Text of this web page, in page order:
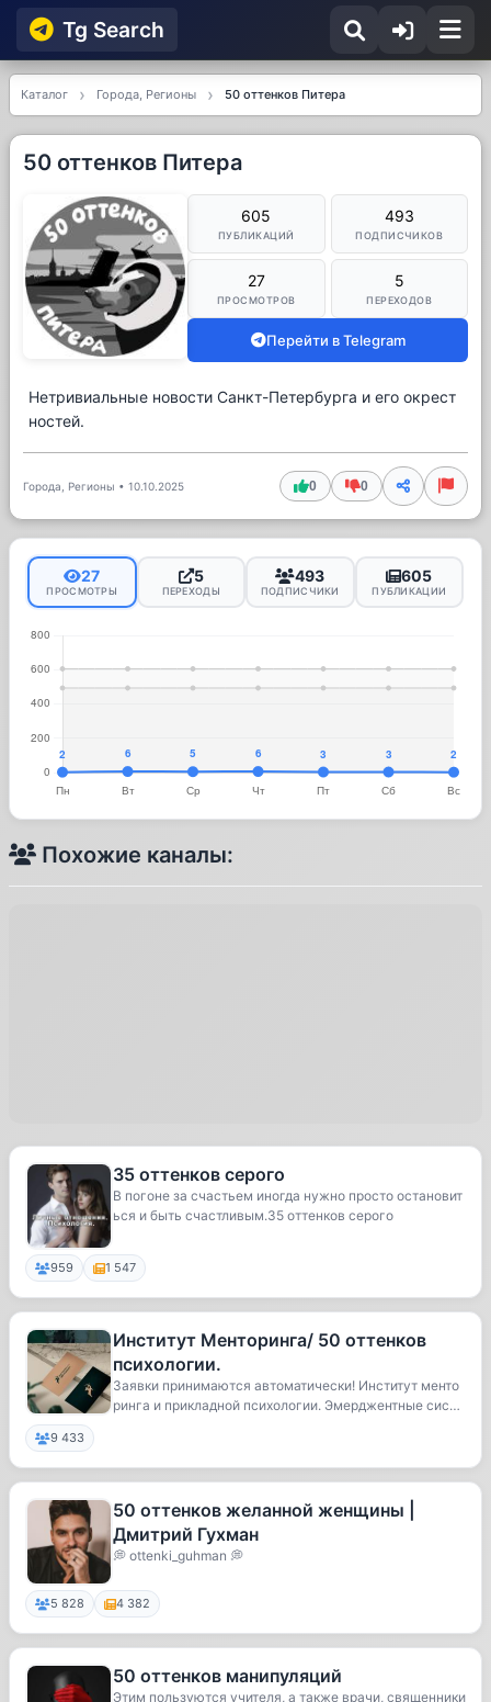
Tg Searсh
Каталог Города, Регионы 50 оттенков Питера
50 оттенков Питера
605
ПУБЛИКАЦИЙ
493
ПОДПИСЧИКОВ
27
ПРОСМОТРОВ
5
ПЕРЕХОДОВ
Перейти в Telegram
Нетривиальные новости Санкт-Петербурга и его окрест
ностей.
Города, Регионы • 10.10.2025 0 0
27
ПРОСМОТРЫ
5
ПЕРЕХОДЫ
493
ПОДПИСЧИКИ
605
ПУБЛИКАЦИИ
Похожие каналы:
35 оттенков серого
В погоне за счастьем иногда нужно просто остановит
ься и быть счастливым.35 оттенков серого
959 1 547
Институт Менторинга/ 50 оттенков
психологии.
Заявки принимаются автоматически! Институт менто
ринга и прикладной психологии. Эмерджентные сист
9 433
50 оттенков желанной женщины |
Дмитрий Гухман
💭 ottenki_guhman 💭
5 828 4 382
50 оттенков манипуляций
Этим пользуются учителя, а также врачи, священники